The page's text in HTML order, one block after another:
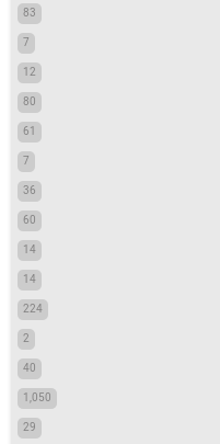
83
7
12
80
61
7
36
60
14
14
224
2
40
1,050
29